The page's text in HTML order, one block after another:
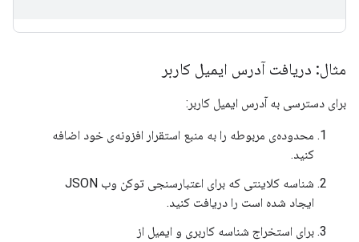
مثال: دریافت آدرس ایمیل کاربر
برای دسترسی به آدرس ایمیل کاربر:
محدوده‌ی مربوطه را به منبع استقرار افزونه‌ی خود اضافه
کنید.
شناسه کلاینتی که برای اعتبارسنجی توکن وب JSON
ایجاد شده است را دریافت کنید.
برای استخراج شناسه کاربری و ایمیل از